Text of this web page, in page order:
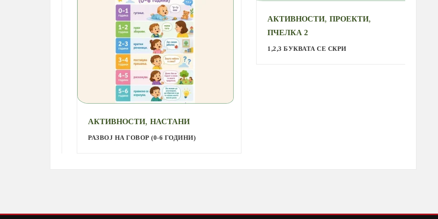
АКТИВНОСТИ,НАСТАНИ
РАЗВОЈ НА ГОВОР (0-6 ГОДИНИ)
АКТИВНОСТИ,ПРОЕКТИ,
ПЧЕЛКА 2
1,2,3 БУКВАТА СЕ СКРИ